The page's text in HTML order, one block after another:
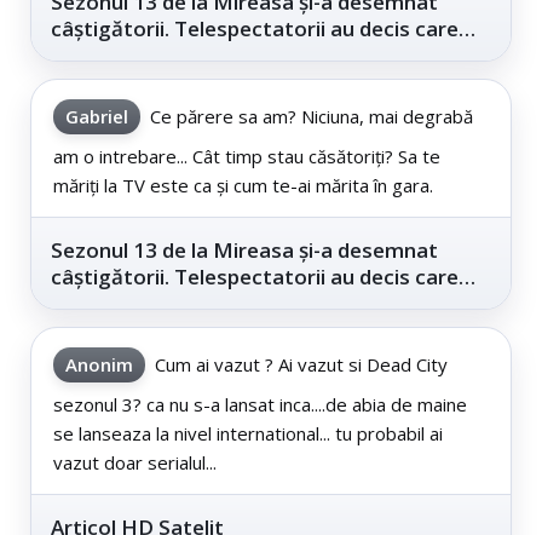
câștigătorii. Telespectatorii au decis care
Gabriel
Ce părere sa am? Niciuna, mai degrabă
am o intrebare... Cât timp stau căsătoriți? Sa te
măriți la TV este ca și cum te-ai mărita în gara.
Sezonul 13 de la Mireasa și-a desemnat
câștigătorii. Telespectatorii au decis care
Anonim
Cum ai vazut ? Ai vazut si Dead City
sezonul 3? ca nu s-a lansat inca....de abia de maine
se lanseaza la nivel international... tu probabil ai
vazut doar serialul...
Articol HD Satelit